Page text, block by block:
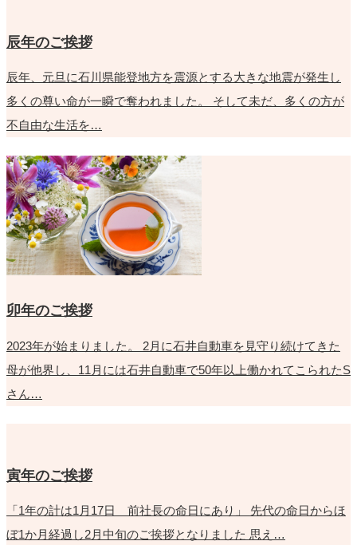
辰年のご挨拶
辰年、元旦に石川県能登地方を震源とする大きな地震が発生し
多くの尊い命が一瞬で奪われました。 そして未だ、多くの方が
不自由な生活を…
卯年のご挨拶
2023年が始まりました。 2月に石井自動車を見守り続けてきた
母が他界し、11月には石井自動車で50年以上働かれてこられたS
さん…
寅年のご挨拶
「1年の計は1月17日 前社長の命日にあり」 先代の命日からほ
ぼ1か月経過し2月中旬のご挨拶となりました 思え…